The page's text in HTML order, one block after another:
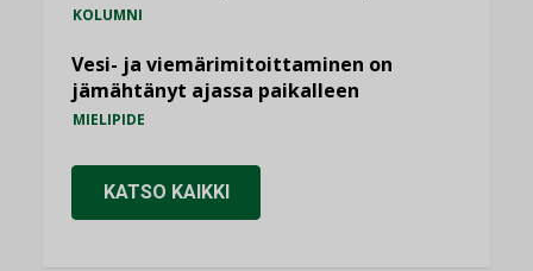
KOLUMNI
Vesi- ja viemärimitoittaminen on
jämähtänyt ajassa paikalleen
MIELIPIDE
KATSO KAIKKI